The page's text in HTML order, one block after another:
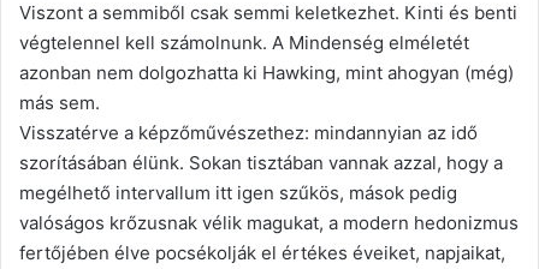
Viszont a semmiből csak semmi keletkezhet. Kinti és benti
végtelennel kell számolnunk. A Mindenség elméletét
azonban nem dolgozhatta ki Hawking, mint ahogyan (még)
más sem.
Visszatérve a képzőművészethez: mindannyian az idő
szorításában élünk. Sokan tisztában vannak azzal, hogy a
megélhető intervallum itt igen szűkös, mások pedig
valóságos krőzusnak vélik magukat, a modern hedonizmus
fertőjében élve pocsékolják el értékes éveiket, napjaikat,